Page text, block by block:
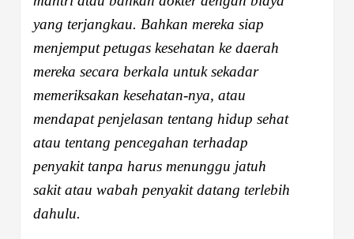
yang terjangkau. Bahkan mereka siap
menjemput petugas kesehatan ke daerah
mereka secara berkala untuk sekadar
memeriksakan kesehatan-nya, atau
mendapat penjelasan tentang hidup sehat
atau tentang pencegahan terhadap
penyakit tanpa harus menunggu jatuh
sakit atau wabah penyakit datang terlebih
dahulu.